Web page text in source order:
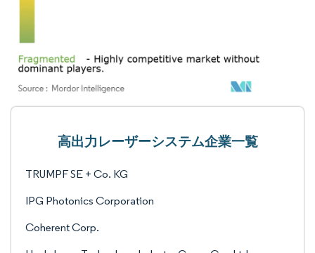
高出力レーザーシステム企業一覧
TRUMPF SE + Co. KG
IPG Photonics Corporation
Coherent Corp.